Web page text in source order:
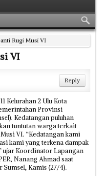
Rugi Musi VI
VI
Reply
Kelurahan 2 Ulu Kota
Provinsi
Kedatangan puluhan
tuntutan warga terkait
VI. “Kedatangan kami
kami yang terkena dampak
ujar Koordinator Lapangan
Nanang Ahmad saat
Kamis (27/4).